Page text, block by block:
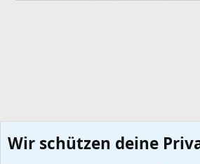
Wir schützen deine